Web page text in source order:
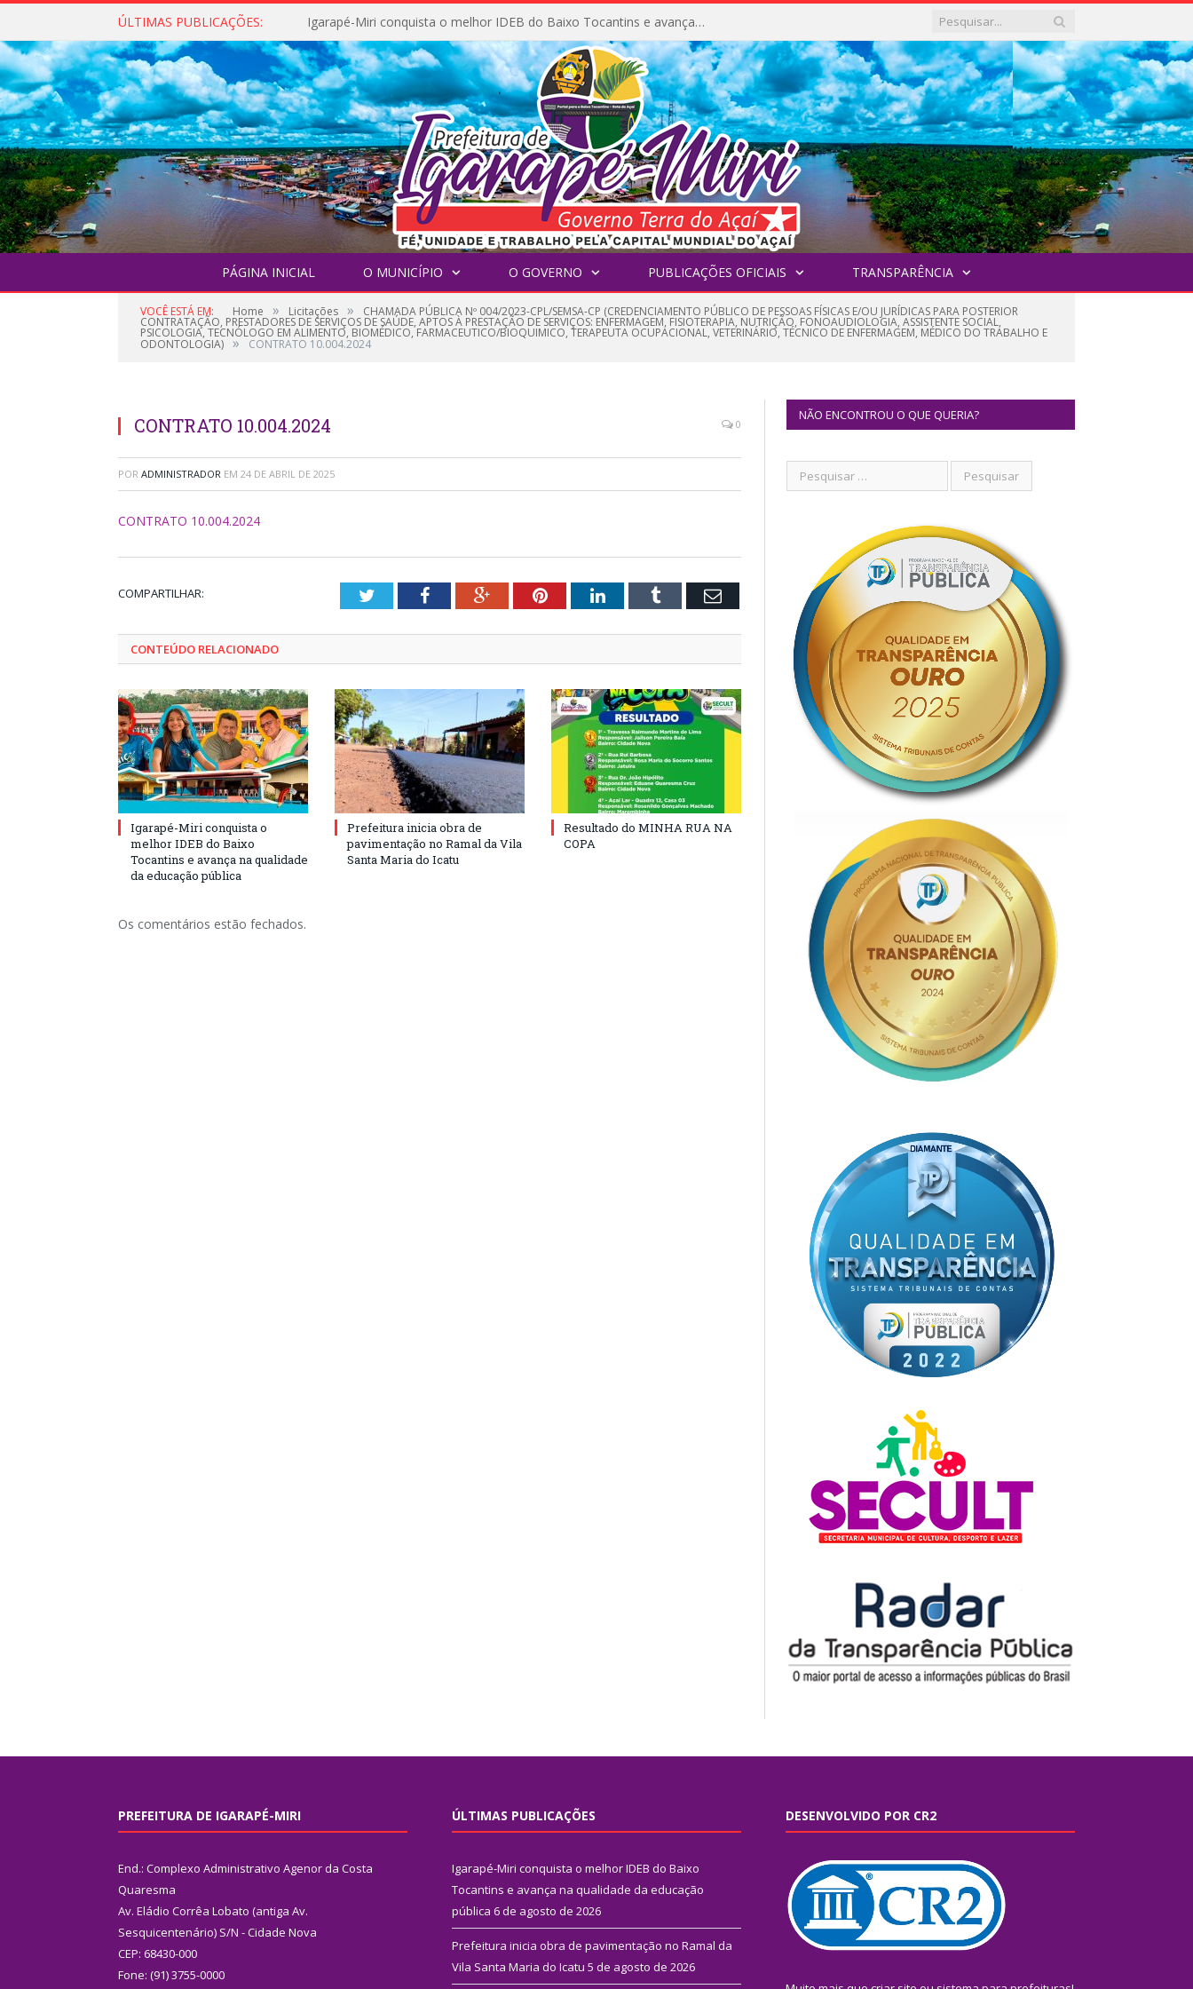
ÚLTIMAS PUBLICAÇÕES: Igarapé-Miri conquista o melhor IDEB do Baixo Tocantins e avança na qualidade da educação pública
PÁGINA INICIAL O MUNICÍPIO O GOVERNO PUBLICAÇÕES OFICIAIS TRANSPARÊNCIA
VOCÊ ESTÁ EM: Home » Licitações » CHAMADA PÚBLICA Nº 004/2023-CPL/SEMSA-CP (CREDENCIAMENTO PÚBLICO DE PESSOAS FÍSICAS E/OU JURÍDICAS PARA POSTERIOR
CONTRATAÇÃO, PRESTADORES DE SERVIÇOS DE SAÚDE, APTOS À PRESTAÇÃO DE SERVIÇOS: ENFERMAGEM, FISIOTERAPIA, NUTRIÇÃO, FONOAUDIOLOGIA, ASSISTENTE SOCIAL,
PSICOLOGIA, TECNÓLOGO EM ALIMENTO, BIOMÉDICO, FARMACEUTICO/BIOQUIMICO, TERAPEUTA OCUPACIONAL, VETERINÁRIO, TÉCNICO DE ENFERMAGEM, MÉDICO DO TRABALHO E
ODONTOLOGIA) » CONTRATO 10.004.2024
CONTRATO 10.004.2024 0
POR ADMINISTRADOR EM 24 DE ABRIL DE 2025
CONTRATO 10.004.2024
COMPARTILHAR: TwitterFacebookGoogle+PinterestLinkedInTumblr Email
CONTEÚDO RELACIONADO
Igarapé-Miri conquista o
melhor IDEB do Baixo
Tocantins e avança na qualidade
da educação pública
Prefeitura inicia obra de
pavimentação no Ramal da Vila
Santa Maria do Icatu
Resultado do MINHA RUA NA
COPA
Os comentários estão fechados.
NÃO ENCONTROU O QUE QUERIA?
PREFEITURA DE IGARAPÉ-MIRI
End.: Complexo Administrativo Agenor da Costa
Quaresma
Av. Eládio Corrêa Lobato (antiga Av.
Sesquicentenário) S/N - Cidade Nova
CEP: 68430-000
Fone: (91) 3755-0000
ÚLTIMAS PUBLICAÇÕES
Igarapé-Miri conquista o melhor IDEB do Baixo
Tocantins e avança na qualidade da educação
pública 6 de agosto de 2026
Prefeitura inicia obra de pavimentação no Ramal da
Vila Santa Maria do Icatu 5 de agosto de 2026
DESENVOLVIDO POR CR2